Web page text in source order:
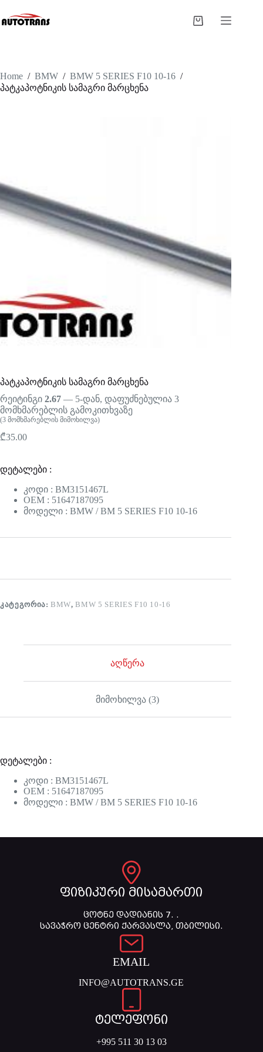
Home / BMW / BMW 5 SERIES F10 10-16 /
პატკაპოტნიკის სამაგრი მარცხენა
პატკაპოტნიკის სამაგრი მარცხენა
რეიტინგი 2.67 — 5-დან, დაფუძნებულია 3
მომხმარებლის გამოკითხვაზე
(3 მომხმარებლის მიმოხილვა)
₾35.00
დეტალები :
კოდი : BM3151467L
OEM : 51647187095
მოდელი : BMW / BM 5 SERIES F10 10-16
ᲙᲐᲢᲔᲒᲝᲠᲘᲐ:BMW,BMW 5 SERIES F10 10-16
აღწერა
მიმოხილვა (3)
დეტალები :
კოდი : BM3151467L
OEM : 51647187095
მოდელი : BMW / BM 5 SERIES F10 10-16
ფიზიკური მისამართი
ცოტნე დადიანის 7. .
სავაჭრო ცენტრი ქარვასლა, თბილისი.
EMAIL
INFO@AUTOTRANS.GE
ტელეფონი
+995 511 30 13 03